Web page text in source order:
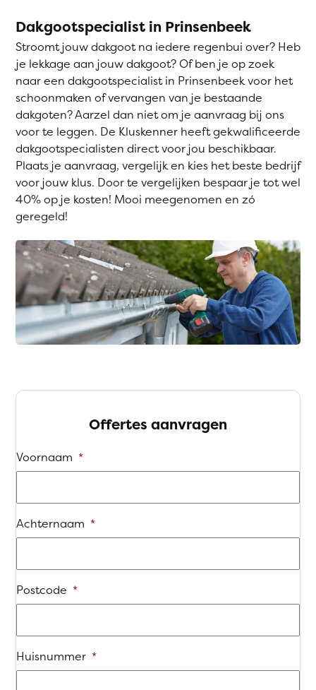
Dakgootspecialist in Prinsenbeek
Stroomt jouw dakgoot na iedere regenbui over? Heb
je lekkage aan jouw dakgoot? Of ben je op zoek
naar een dakgootspecialist in Prinsenbeek voor het
schoonmaken of vervangen van je bestaande
dakgoten? Aarzel dan niet om je aanvraag bij ons
voor te leggen. De Kluskenner heeft gekwalificeerde
dakgootspecialisten direct voor jou beschikbaar.
Plaats je aanvraag, vergelijk en kies het beste bedrijf
voor jouw klus. Door te vergelijken bespaar je tot wel
40% op je kosten! Mooi meegenomen en zó
geregeld!
Offertes aanvragen
Voornaam *
Achternaam *
Postcode *
Huisnummer *